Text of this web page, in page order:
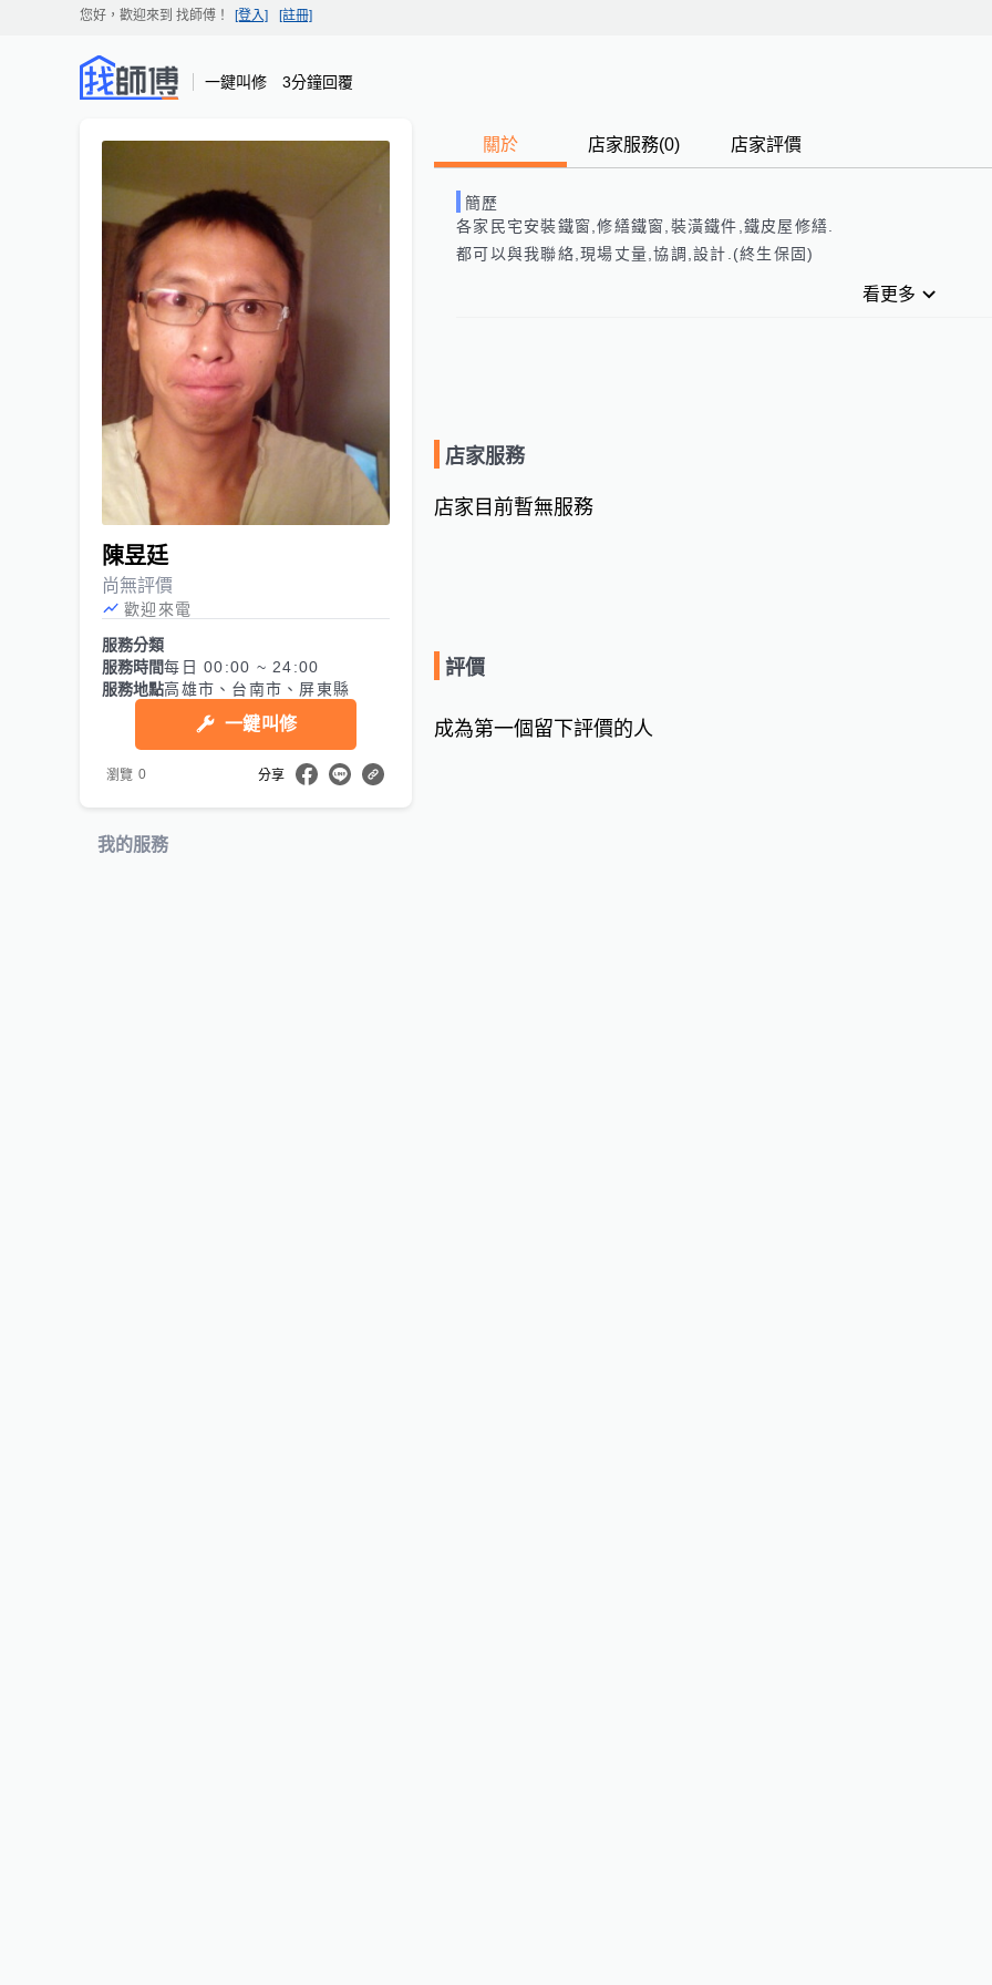
您好，歡迎來到 找師傅 ！ [登入] [註冊]
一鍵叫修 3分鐘回覆
陳昱廷
尚無評價
歡迎來電
服務分類
服務時間每日 00:00 ~ 24:00
服務地點高雄市、台南市、屏東縣
一鍵叫修
瀏覽 0 分享
我的服務
關於 店家服務(0) 店家評價
簡歷
各家民宅安裝鐵窗,修繕鐵窗,裝潢鐵件,鐵皮屋修繕.
都可以與我聯絡,現場丈量,協調,設計.(終生保固)
看更多
店家服務
店家目前暫無服務
評價
成為第一個留下評價的人